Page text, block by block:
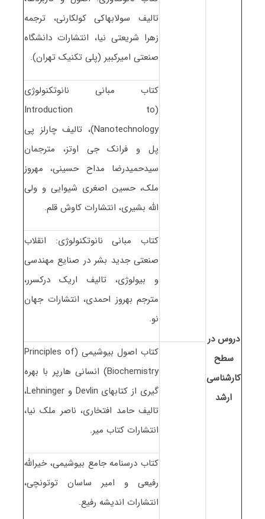
دروس در
سطح
کارشناسی
ارشد
تالیف سولابهاکی کولکارنی، ترجمه
زهرا شریعتی نیا، انتشارات دانشگاه
صنعتی امیرکبیر (پلی تکنیک تهران).
کتاب مبانی نانوتکنولوژی
(Introduction to
Nanotechnology)، تالیف چارلز پی
پل و فرانک جی اوتز، مترجمان
سیدحمیدرضا مداح حسینی، مهروز
ملک، حسین اصغری شیوایی و ولی
الله بشیری، انتشارات کاوش قلم.
کتاب مبانی نانوتکنولوژی: انقلاب
صنعتی جدید بشر در صنایع مهندسی
و بیولوژی، تالیف اریک درکسرر،
مترجم بهروز احمدی، انتشارات جهان
نو.
کتاب اصول بیوشیمی (Principles of
Biochemistry) انسانی هارپر با بهره
گیری از کتابهای Devlin و Lehninger،
تالیف حامد افتخاری، ناصر ملک نیا،
انتشارات کتاب میر.
کتاب درسنامه جامع بیوشیمی، خیرالله
رفیعی و امیر ساسان توتونچی،
انتشارات اندیشه رفیع.